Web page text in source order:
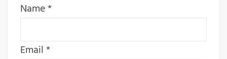
Name*
Email*